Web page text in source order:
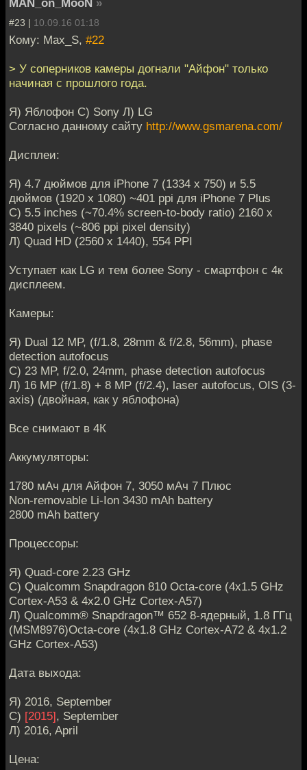
MAN_on_MooN »
#23 | 10.09.16 01:18
Кому: Max_S, #22
> У соперников камеры догнали "Айфон" только
начиная с прошлого года.
Я) Яблофон С) Sony Л) LG
Согласно данному сайту http://www.gsmarena.com/
Дисплеи:
Я) 4.7 дюймов для iPhone 7 (1334 x 750) и 5.5
дюймов (1920 х 1080) ~401 ppi для iPhone 7 Plus
С) 5.5 inches (~70.4% screen-to-body ratio) 2160 x
3840 pixels (~806 ppi pixel density)
Л) Quad HD (2560 x 1440), 554 PPI
Уступает как LG и тем более Sony - смартфон с 4к
дисплеем.
Камеры:
Я) Dual 12 MP, (f/1.8, 28mm & f/2.8, 56mm), phase
detection autofocus
С) 23 MP, f/2.0, 24mm, phase detection autofocus
Л) 16 MP (f/1.8) + 8 MP (f/2.4), laser autofocus, OIS (3-
axis) (двойная, как у яблофона)
Все снимают в 4К
Аккумуляторы:
1780 мАч для Айфон 7, 3050 мАч 7 Плюс
Non-removable Li-Ion 3430 mAh battery
2800 mAh battery
Процессоры:
Я) Quad-core 2.23 GHz
С) Qualcomm Snapdragon 810 Octa-core (4x1.5 GHz
Cortex-A53 & 4x2.0 GHz Cortex-A57)
Л) Qualcomm® Snapdragon™ 652 8-ядерный, 1.8 ГГц
(MSM8976)Octa-core (4x1.8 GHz Cortex-A72 & 4x1.2
GHz Cortex-A53)
Дата выхода:
Я) 2016, September
С) [2015], September
Л) 2016, April
Цена: